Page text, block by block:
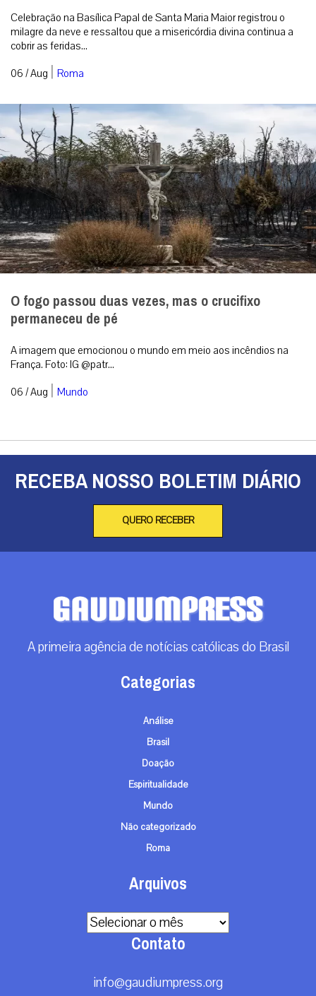
Celebração na Basílica Papal de Santa Maria Maior registrou o
milagre da neve e ressaltou que a misericórdia divina continua a
cobrir as feridas...
06 / Aug | Roma
O fogo passou duas vezes, mas o crucifixo
permaneceu de pé
A imagem que emocionou o mundo em meio aos incêndios na
França. Foto: IG @patr...
06 / Aug | Mundo
RECEBA NOSSO BOLETIM DIÁRIO
QUERO RECEBER
A primeira agência de notícias católicas do Brasil
Categorias
Análise
Brasil
Doação
Espiritualidade
Mundo
Não categorizado
Roma
Arquivos
Arquivos
Contato
info@gaudiumpress.org